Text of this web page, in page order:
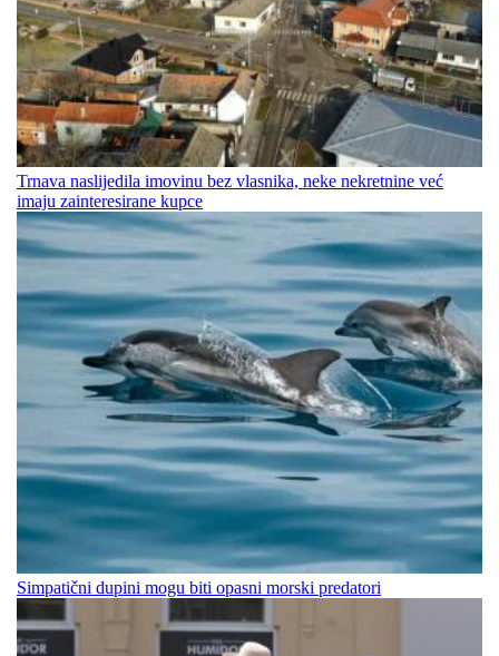
Trnava naslijedila imovinu bez vlasnika, neke nekretnine već
imaju zainteresirane kupce
Simpatični dupini mogu biti opasni morski predatori